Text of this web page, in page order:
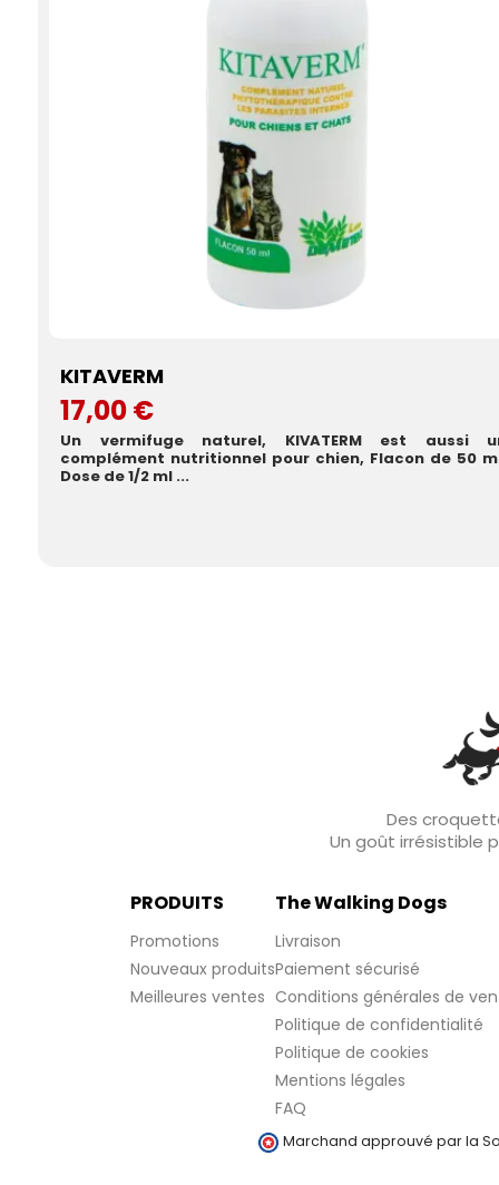
KITAVERM
17,00 €
Un vermifuge naturel, KIVATERM est aussi
complément nutritionnel pour chien, Flacon de 50
Dose de 1/2 ml ...
Des
Un goût irrésistible
PRODUITS
Promotions
Nouveaux produits
Meilleures ventes
The Walking Dogs
Livraison
Paiement sécurisé
Conditions générales de
Politique de confidentialité
Politique de cookies
Mentions légales
FAQ
Marchand approuvé par la